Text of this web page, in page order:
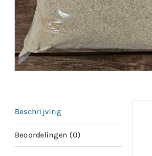
Beschrijving
Beoordelingen (0)